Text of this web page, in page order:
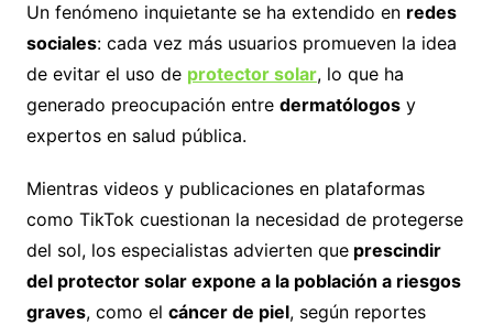
Un fenómeno inquietante se ha extendido en redes
sociales: cada vez más usuarios promueven la idea
de evitar el uso de protector solar, lo que ha
generado preocupación entre dermatólogosy
expertos en salud pública.
Mientras videos y publicaciones en plataformas
como TikTok cuestionan la necesidad de protegerse
del sol, los especialistas advierten queprescindir
del protector solar expone a la población a riesgos
graves, como el cáncer de piel, según reportes